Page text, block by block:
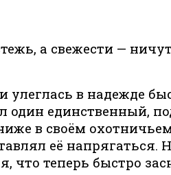
а свежести —
в надежде
один единственный,
в своём
её напрягаться.
что теперь быстро